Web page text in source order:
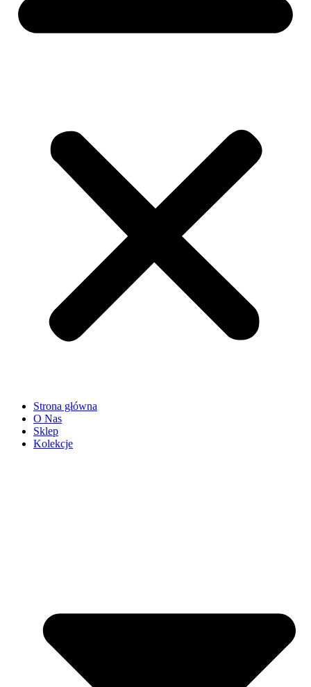
Strona główna
O Nas
Sklep
Kolekcje